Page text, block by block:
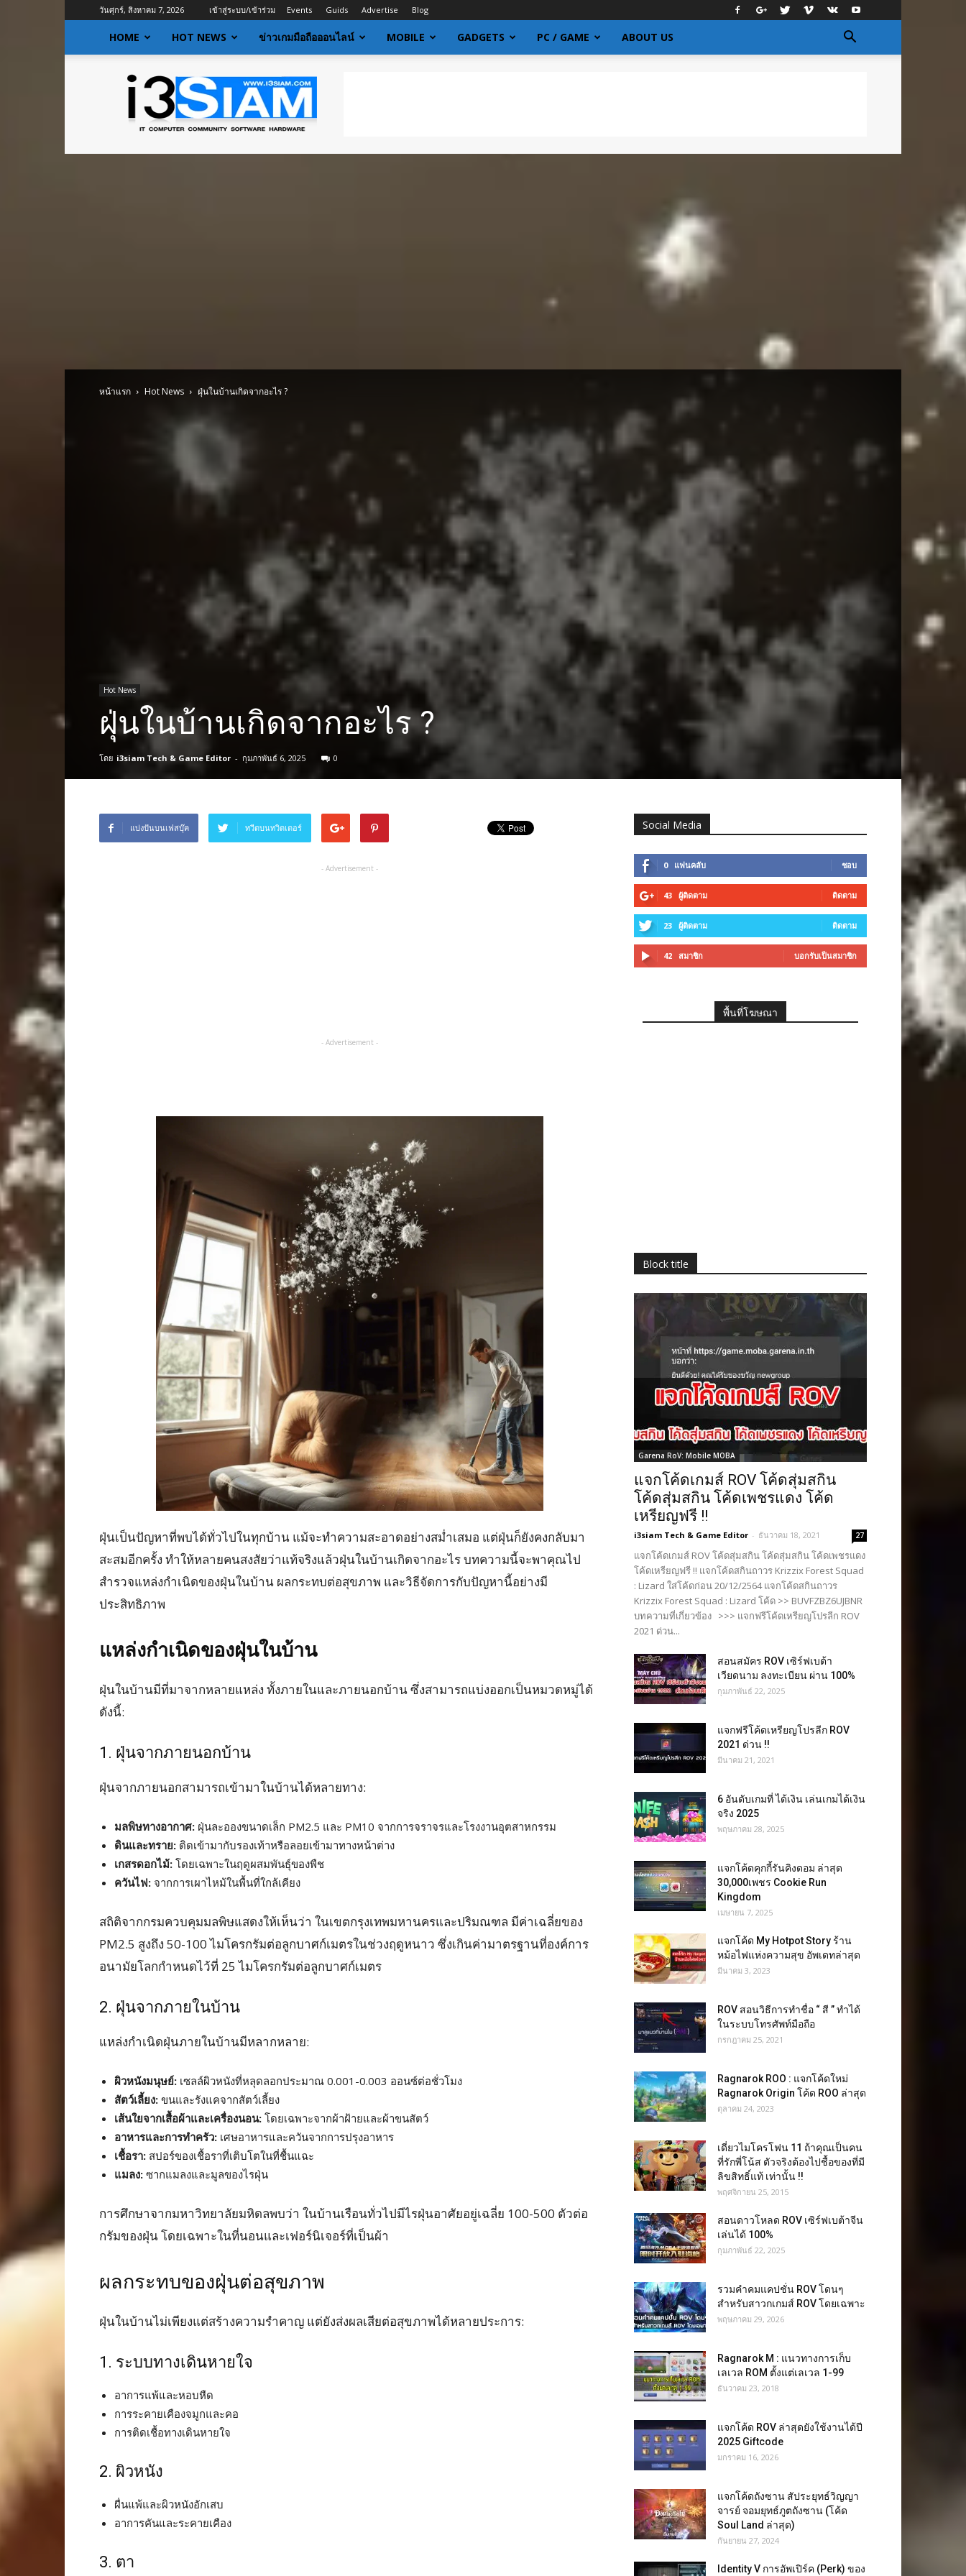
วันศุกร์, สิงหาคม 7, 2026 เข้าสู่ระบบ/เข้าร่วม Events Guids Advertise Blog
HOME HOT NEWS ข่าวเกมมือถือออนไลน์ MOBILE GADGETS PC / GAME ABOUT US
I3siam
ข่าว
ไอที
ข้อมูล
หน้าแรก Hot News ฝุ่นในบ้านเกิดจากอะไร ?
Hot News
ฝุ่นในบ้านเกิดจากอะไร ?
โดย i3siam Tech & Game Editor - กุมภาพันธ์ 6, 2025 0
แบ่งปันบนเฟสบุ๊ค ทวีตบนทวิตเตอร์
- Advertisement -
- Advertisement -
ฝุ่นเป็นปัญหาที่พบได้ทั่วไปในทุกบ้าน แม้จะทำความสะอาดอย่างสม่ำเสมอ แต่ฝุ่นก็ยังคงกลับมา
สะสมอีกครั้ง ทำให้หลายคนสงสัยว่าแท้จริงแล้วฝุ่นในบ้านเกิดจากอะไร บทความนี้จะพาคุณไป
สำรวจแหล่งกำเนิดของฝุ่นในบ้าน ผลกระทบต่อสุขภาพ และวิธีจัดการกับปัญหานี้อย่างมี
ประสิทธิภาพ
แหล่งกำเนิดของฝุ่นในบ้าน
ฝุ่นในบ้านมีที่มาจากหลายแหล่ง ทั้งภายในและภายนอกบ้าน ซึ่งสามารถแบ่งออกเป็นหมวดหมู่ได้
ดังนี้:
1. ฝุ่นจากภายนอกบ้าน
ฝุ่นจากภายนอกสามารถเข้ามาในบ้านได้หลายทาง:
มลพิษทางอากาศ: ฝุ่นละอองขนาดเล็ก PM2.5 และ PM10 จากการจราจรและโรงงานอุตสาหกรรม
ดินและทราย: ติดเข้ามากับรองเท้าหรือลอยเข้ามาทางหน้าต่าง
เกสรดอกไม้: โดยเฉพาะในฤดูผสมพันธุ์ของพืช
ควันไฟ: จากการเผาไหม้ในพื้นที่ใกล้เคียง
สถิติจากกรมควบคุมมลพิษแสดงให้เห็นว่า ในเขตกรุงเทพมหานครและปริมณฑล มีค่าเฉลี่ยของ
PM2.5 สูงถึง 50-100 ไมโครกรัมต่อลูกบาศก์เมตรในช่วงฤดูหนาว ซึ่งเกินค่ามาตรฐานที่องค์การ
อนามัยโลกกำหนดไว้ที่ 25 ไมโครกรัมต่อลูกบาศก์เมตร
2. ฝุ่นจากภายในบ้าน
แหล่งกำเนิดฝุ่นภายในบ้านมีหลากหลาย:
ผิวหนังมนุษย์: เซลล์ผิวหนังที่หลุดลอกประมาณ 0.001-0.003 ออนซ์ต่อชั่วโมง
สัตว์เลี้ยง: ขนและรังแคจากสัตว์เลี้ยง
เส้นใยจากเสื้อผ้าและเครื่องนอน: โดยเฉพาะจากผ้าฝ้ายและผ้าขนสัตว์
อาหารและการทำครัว: เศษอาหารและควันจากการปรุงอาหาร
เชื้อรา: สปอร์ของเชื้อราที่เติบโตในที่ชื้นแฉะ
แมลง: ซากแมลงและมูลของไรฝุ่น
การศึกษาจากมหาวิทยาลัยมหิดลพบว่า ในบ้านเรือนทั่วไปมีไรฝุ่นอาศัยอยู่เฉลี่ย 100-500 ตัวต่อ
กรัมของฝุ่น โดยเฉพาะในที่นอนและเฟอร์นิเจอร์ที่เป็นผ้า
ผลกระทบของฝุ่นต่อสุขภาพ
ฝุ่นในบ้านไม่เพียงแต่สร้างความรำคาญ แต่ยังส่งผลเสียต่อสุขภาพได้หลายประการ:
1. ระบบทางเดินหายใจ
อาการแพ้และหอบหืด
การระคายเคืองจมูกและคอ
การติดเชื้อทางเดินหายใจ
2. ผิวหนัง
ผื่นแพ้และผิวหนังอักเสบ
อาการคันและระคายเคือง
3. ตา
Social Media
0 แฟนคลับ ชอบ
43 ผู้ติดตาม ติดตาม
23 ผู้ติดตาม ติดตาม
42 สมาชิก บอกรับเป็นสมาชิก
พื้นที่โฆษณา
Block title
Garena RoV: Mobile MOBA
แจกโค้ดเกมส์ ROV โค้ดสุ่มสกิน
โค้ดสุ่มสกิน โค้ดเพชรแดง โค้ด
เหรียญฟรี !!
i3siam Tech & Game Editor - ธันวาคม 18, 2021 27
แจกโค้ดเกมส์ ROV โค้ดสุ่มสกิน โค้ดสุ่มสกิน โค้ดเพชรแดง
โค้ดเหรียญฟรี !! แจกโค้ดสกินถาวร Krizzix Forest Squad
: Lizard ใส่โค้ดก่อน 20/12/2564 แจกโค้ดสกินถาวร
Krizzix Forest Squad : Lizard โค้ด >> BUVFZBZ6UJBNR
บทความที่เกี่ยวข้อง >>> แจกฟรีโค้ดเหรียญโปรลีก ROV
2021 ด่วน...
สอนสมัคร ROV เซิร์ฟเบต้า
เวียดนาม ลงทะเบียน ผ่าน 100%
กุมภาพันธ์ 22, 2025
แจกฟรีโค้ดเหรียญโปรลีก ROV
2021 ด่วน !!
มีนาคม 21, 2021
6 อันดับเกมที่ ได้เงิน เล่นเกมได้เงิน
จริง 2025
พฤษภาคม 28, 2025
แจกโค้ดคุกกี้รันคิงดอม ล่าสุด
30,000เพชร Cookie Run
Kingdom
เมษายน 7, 2025
แจกโค้ด My Hotpot Story ร้าน
หม้อไฟแห่งความสุข อัพเดทล่าสุด
มีนาคม 3, 2023
ROV สอนวิธีการทำชื่อ “ สี ” ทำได้
ในระบบโทรศัพท์มือถือ
กรกฎาคม 25, 2021
Ragnarok ROO : แจกโค้ดใหม่
Ragnarok Origin โค้ด ROO ล่าสุด
ตุลาคม 24, 2023
เดี่ยวไมโครโฟน 11 ถ้าคุณเป็นคน
ที่รักพี่โน้ส ตัวจริงต้องไปชื้อของที่มี
ลิขสิทธิ์แท้ เท่านั้น !!
พฤศจิกายน 25, 2015
สอนดาวโหลด ROV เซิร์ฟเบต้าจีน
เล่นได้ 100%
กุมภาพันธ์ 22, 2025
รวมคำคมแคปชั่น ROV โดนๆ
สำหรับสาวกเกมส์ ROV โดยเฉพาะ
พฤษภาคม 29, 2026
Ragnarok M : แนวทางการเก็บ
เลเวล ROM ตั้งแต่เลเวล 1-99
ธันวาคม 23, 2018
แจกโค้ด ROV ล่าสุดยังใช้งานได้ปี
2025 Giftcode
มกราคม 16, 2026
แจกโค้ดถังซาน สัประยุทธ์วิญญา
จารย์ จอมยุทธ์ภูตถังซาน (โค้ด
Soul Land ล่าสุด)
กันยายน 27, 2024
Identity V การอัพเปิร์ค (Perk) ของ